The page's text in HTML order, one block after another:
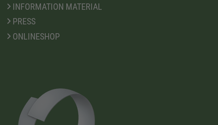
INFORMATION MATERIAL
PRESS
ONLINESHOP